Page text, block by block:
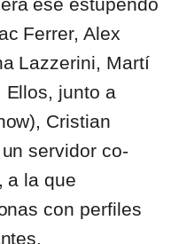
Ferrer, Alex
Lazzerini, Martí
Ellos, junto a
Cristian
servidor co-
a la que
con perfiles